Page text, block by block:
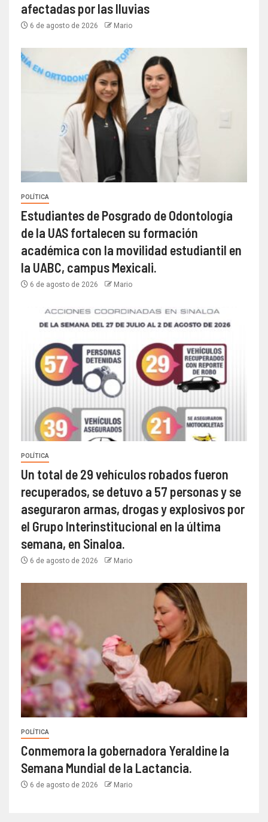
afectadas por las lluvias
6 de agosto de 2026 Mario
POLÍTICA
Estudiantes de Posgrado de Odontología
de la UAS fortalecen su formación
académica con la movilidad estudiantil en
la UABC, campus Mexicali.
6 de agosto de 2026 Mario
POLÍTICA
Un total de 29 vehículos robados fueron
recuperados, se detuvo a 57 personas y se
aseguraron armas, drogas y explosivos por
el Grupo Interinstitucional en la última
semana, en Sinaloa.
6 de agosto de 2026 Mario
POLÍTICA
Conmemora la gobernadora Yeraldine la
Semana Mundial de la Lactancia.
6 de agosto de 2026 Mario